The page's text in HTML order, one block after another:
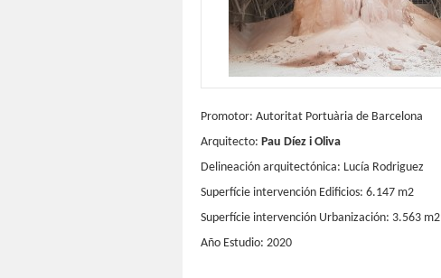
Promotor: Autoritat Portuària de Barcelona
Arquitecto: Pau Díez i Oliva
Delineación arquitectónica: Lucía Rodriguez
Superfície intervención Edificios: 6.147 m2
Superfície intervención Urbanización: 3.563 m2
Año Estudio: 2020